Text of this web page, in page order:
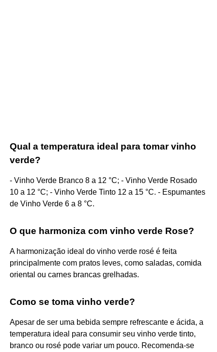
Qual a temperatura ideal para tomar vinho
verde?
- Vinho Verde Branco 8 a 12 °C; - Vinho Verde Rosado
10 a 12 °C; - Vinho Verde Tinto 12 a 15 °C. - Espumantes
de Vinho Verde 6 a 8 °C.
O que harmoniza com vinho verde Rose?
A harmonização ideal do vinho verde rosé é feita
principalmente com pratos leves, como saladas, comida
oriental ou carnes brancas grelhadas.
Como se toma vinho verde?
Apesar de ser uma bebida sempre refrescante e ácida, a
temperatura ideal para consumir seu vinho verde tinto,
branco ou rosé pode variar um pouco. Recomenda-se